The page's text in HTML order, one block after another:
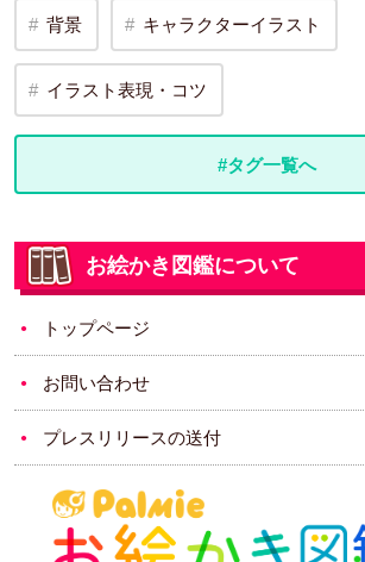
背景 キャラクターイラスト
イラスト表現・コツ
#タグ一覧へ
お絵かき図鑑について
トップページ
お問い合わせ
プレスリリースの送付